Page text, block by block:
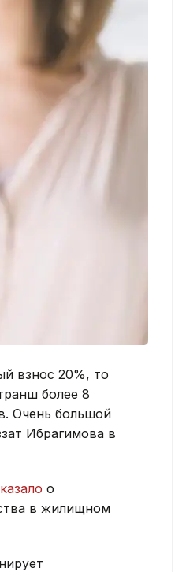
взнос 20%, то
более 8
Очень большой
Ибрагимова в
о
в жилищном